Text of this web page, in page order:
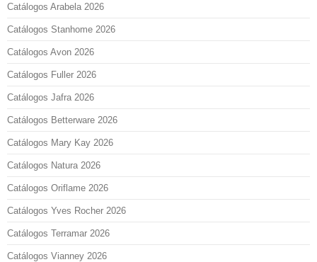
Catálogos Arabela 2026
Catálogos Stanhome 2026
Catálogos Avon 2026
Catálogos Fuller 2026
Catálogos Jafra 2026
Catálogos Betterware 2026
Catálogos Mary Kay 2026
Catálogos Natura 2026
Catálogos Oriflame 2026
Catálogos Yves Rocher 2026
Catálogos Terramar 2026
Catálogos Vianney 2026